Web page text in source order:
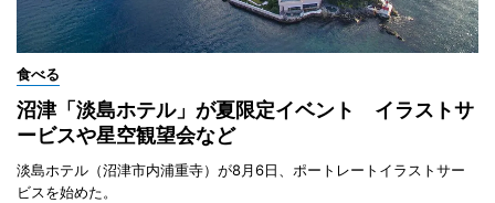
食べる
沼津「淡島ホテル」が夏限定イベント イラストサ
ービスや星空観望会など
淡島ホテル（沼津市内浦重寺）が8月6日、ポートレートイラストサー
ビスを始めた。